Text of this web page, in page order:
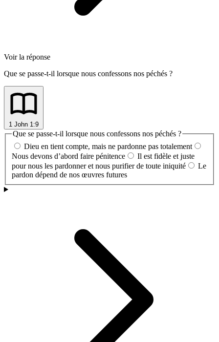
Voir la réponse
Que se passe-t-il lorsque nous confessons nos péchés ?
1 John 1:9
Que se passe-t-il lorsque nous confessons nos péchés ?
Dieu en tient compte, mais ne pardonne pas totalement
Nous devons d’abord faire pénitence
Il est fidèle et juste
pour nous les pardonner et nous purifier de toute iniquité
Le
pardon dépend de nos œuvres futures